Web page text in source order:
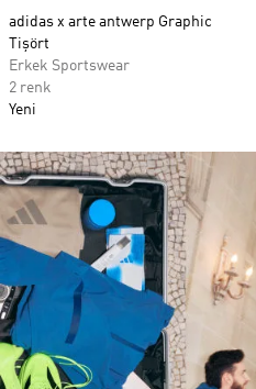
adidas x arte antwerp Graphic
Tişört
Erkek Sportswear
2 renk
Yeni